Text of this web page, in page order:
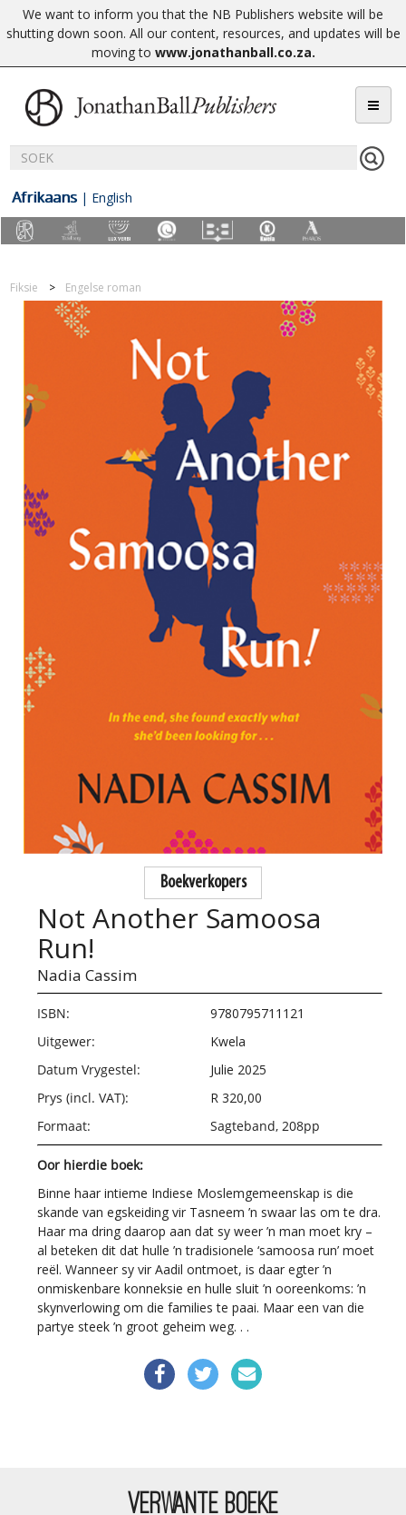
We want to inform you that the NB Publishers website will be
shutting down soon. All our content, resources, and updates will be
moving to www.jonathanball.co.za.
Afrikaans | English
Fiksie Engelse roman
Boekverkopers
Not Another Samoosa
Run!
Nadia Cassim
ISBN:
9780795711121
Uitgewer:
Kwela
Datum Vrygestel:
Julie 2025
Prys (incl. VAT):
R 320,00
Formaat:
Sagteband, 208pp
Oor hierdie boek:
Binne haar intieme Indiese Moslemgemeenskap is die
skande van egskeiding vir Tasneem ’n swaar las om te dra.
Haar ma dring daarop aan dat sy weer ’n man moet kry –
al beteken dit dat hulle ’n tradisionele ‘samoosa run’ moet
reël. Wanneer sy vir Aadil ontmoet, is daar egter ’n
onmiskenbare konneksie en hulle sluit ’n ooreenkoms: ’n
skynverlowing om die families te paai. Maar een van die
partye steek ’n groot geheim weg. . .
VERWANTE BOEKE